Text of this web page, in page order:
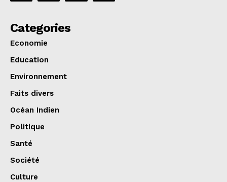
Categories
Economie
Education
Environnement
Faits divers
Océan Indien
Politique
Santé
Société
Culture